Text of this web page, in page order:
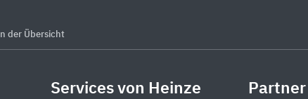
der Übersicht
Services von Heinze